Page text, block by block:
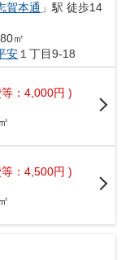
賀本通 」駅 徒歩14
㎡
安１丁目9-18
：4,000円 )
：4,500円 )